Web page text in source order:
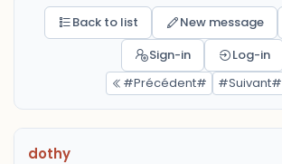
Back to list New message
Sign-in
Log-in
#Précédent#
#Suivant#
dothy